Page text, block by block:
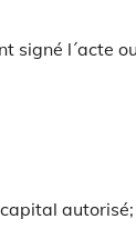
signé l´acte
autorisé;